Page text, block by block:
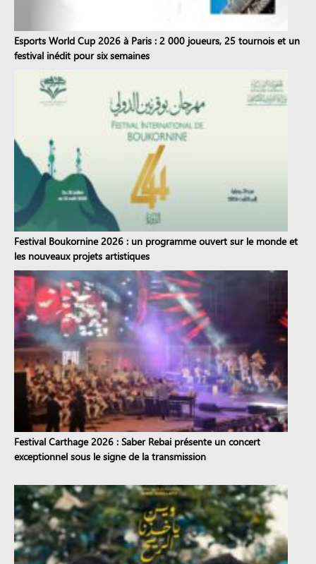
Esports World Cup 2026 à Paris : 2 000 joueurs, 25 tournois et un
festival inédit pour six semaines
Festival Boukornine 2026 : un programme ouvert sur le monde et
les nouveaux projets artistiques
Festival Carthage 2026 : Saber Rebai présente un concert
exceptionnel sous le signe de la transmission